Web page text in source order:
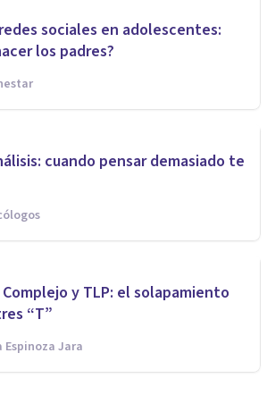
sociales en adolescentes:
los padres?
cuando pensar demasiado te
Complejo y TLP: el solapamiento
“T”
Jara